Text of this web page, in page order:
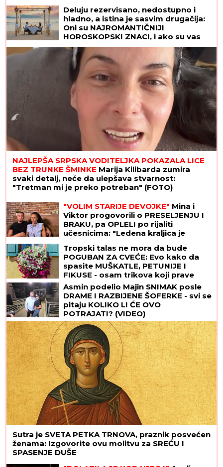
ČUVA - priča koju svi treba da znaju
Deluju rezervisano, nedostupno i
hladno, a istina je sasvim drugačija:
Oni su NAJROMANTIČNIJI
HOROSKOPSKI ZNACI, i ako su vas
izabrali - pravi ste SREĆNIK!
NAJLEPŠA SRPSKA VODITELJKA POKAZALA LICE
BEZ TRUNKE ŠMINKE Marija Kilibarda zumira
svaki detalj, neće da ulepšava stvarnost:
"Tretman mi je preko potreban" (FOTO)
"VOLIM STARIJE DEVOJKE" Mina i
Viktor progovorili o PRESELJENJU I
BRAKU, pa OPLELI po rijaliti
učesnicima: "Ledena kraljica je
Tropski talas ne mora da bude
POGUBAN ZA CVEĆE: Evo kako da
spasite MUŠKATLE, PETUNIJE I
FIKUSE - osam trikova koji prave
čudo
Asmin podelio Majin SNIMAK posle
DRAME I RAZBIJENE ŠOFERKE - svi se
pitaju KOLIKO LI ĆE OVO
POTRAJATI? (VIDEO)
Sutra je SVETA PETKA TRNOVA, praznik posvećen
ženama: Izgovorite ovu molitvu za SREĆU I
SPASENJE DUŠE